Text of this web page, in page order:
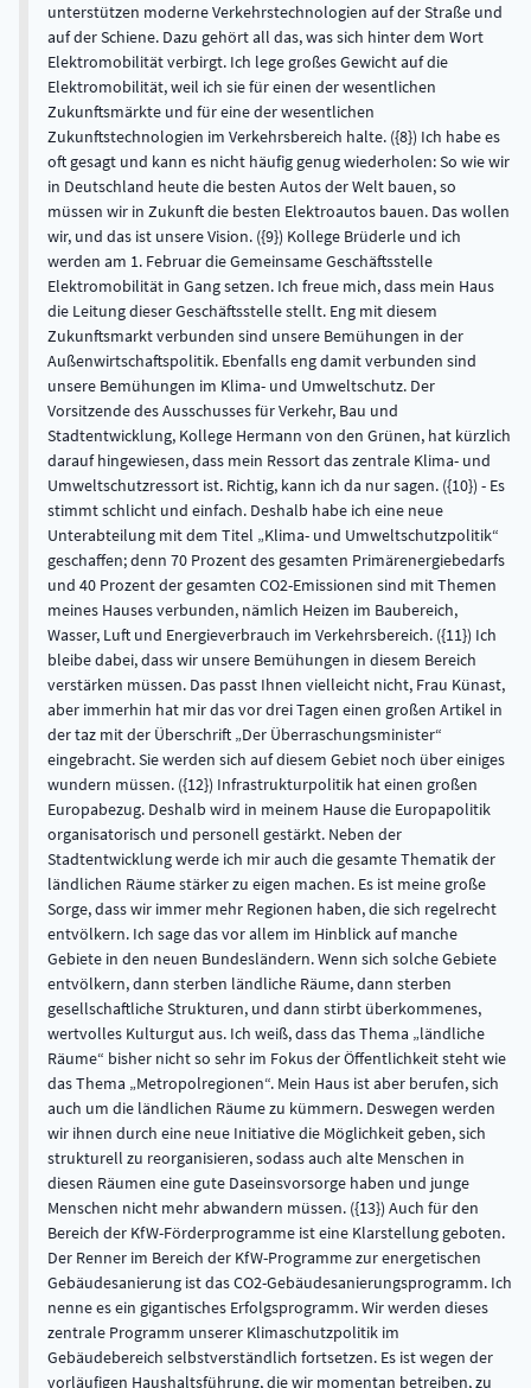
unterstützen moderne Verkehrstechnologien auf der Straße und
auf der Schiene. Dazu gehört all das, was sich hinter dem Wort
Elektromobilität verbirgt. Ich lege großes Gewicht auf die
Elektromobilität, weil ich sie für einen der wesentlichen
Zukunftsmärkte und für eine der wesentlichen
Zukunftstechnologien im Verkehrsbereich halte. ({8}) Ich habe es
oft gesagt und kann es nicht häufig genug wiederholen: So wie wir
in Deutschland heute die besten Autos der Welt bauen, so
müssen wir in Zukunft die besten Elektroautos bauen. Das wollen
wir, und das ist unsere Vision. ({9}) Kollege Brüderle und ich
werden am 1. Februar die Gemeinsame Geschäftsstelle
Elektromobilität in Gang setzen. Ich freue mich, dass mein Haus
die Leitung dieser Geschäftsstelle stellt. Eng mit diesem
Zukunftsmarkt verbunden sind unsere Bemühungen in der
Außenwirtschaftspolitik. Ebenfalls eng damit verbunden sind
unsere Bemühungen im Klima- und Umweltschutz. Der
Vorsitzende des Ausschusses für Verkehr, Bau und
Stadtentwicklung, Kollege Hermann von den Grünen, hat kürzlich
darauf hingewiesen, dass mein Ressort das zentrale Klima- und
Umweltschutzressort ist. Richtig, kann ich da nur sagen. ({10}) - Es
stimmt schlicht und einfach. Deshalb habe ich eine neue
Unterabteilung mit dem Titel „Klima- und Umweltschutzpolitik“
geschaffen; denn 70 Prozent des gesamten Primärenergiebedarfs
und 40 Prozent der gesamten CO2-Emissionen sind mit Themen
meines Hauses verbunden, nämlich Heizen im Baubereich,
Wasser, Luft und Energieverbrauch im Verkehrsbereich. ({11}) Ich
bleibe dabei, dass wir unsere Bemühungen in diesem Bereich
verstärken müssen. Das passt Ihnen vielleicht nicht, Frau Künast,
aber immerhin hat mir das vor drei Tagen einen großen Artikel in
der taz mit der Überschrift „Der Überraschungsminister“
eingebracht. Sie werden sich auf diesem Gebiet noch über einiges
wundern müssen. ({12}) Infrastrukturpolitik hat einen großen
Europabezug. Deshalb wird in meinem Hause die Europapolitik
organisatorisch und personell gestärkt. Neben der
Stadtentwicklung werde ich mir auch die gesamte Thematik der
ländlichen Räume stärker zu eigen machen. Es ist meine große
Sorge, dass wir immer mehr Regionen haben, die sich regelrecht
entvölkern. Ich sage das vor allem im Hinblick auf manche
Gebiete in den neuen Bundesländern. Wenn sich solche Gebiete
entvölkern, dann sterben ländliche Räume, dann sterben
gesellschaftliche Strukturen, und dann stirbt überkommenes,
wertvolles Kulturgut aus. Ich weiß, dass das Thema „ländliche
Räume“ bisher nicht so sehr im Fokus der Öffentlichkeit steht wie
das Thema „Metropolregionen“. Mein Haus ist aber berufen, sich
auch um die ländlichen Räume zu kümmern. Deswegen werden
wir ihnen durch eine neue Initiative die Möglichkeit geben, sich
strukturell zu reorganisieren, sodass auch alte Menschen in
diesen Räumen eine gute Daseinsvorsorge haben und junge
Menschen nicht mehr abwandern müssen. ({13}) Auch für den
Bereich der KfW-Förderprogramme ist eine Klarstellung geboten.
Der Renner im Bereich der KfW-Programme zur energetischen
Gebäudesanierung ist das CO2-Gebäudesanierungsprogramm. Ich
nenne es ein gigantisches Erfolgsprogramm. Wir werden dieses
zentrale Programm unserer Klimaschutzpolitik im
Gebäudebereich selbstverständlich fortsetzen. Es ist wegen der
vorläufigen Haushaltsführung, die wir momentan betreiben, zu